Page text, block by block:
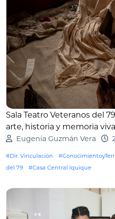
Sala Teatro Veteranos del
arte, historia y memoria viva
Eugenia Guzmán Vera
#Dir. Vinculación
del 79
#Casa Central Iquique